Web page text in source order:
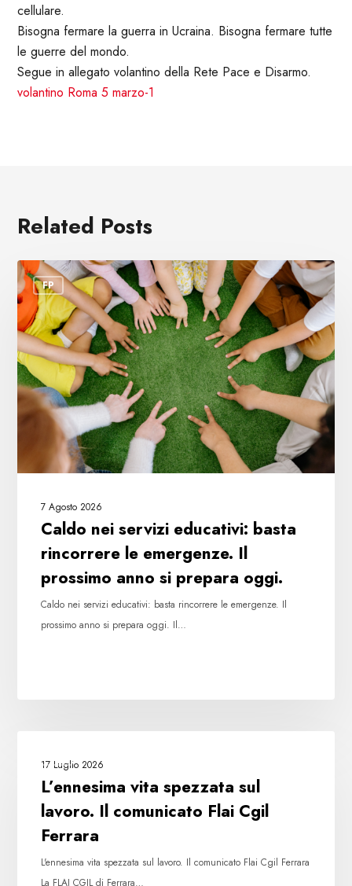
cellulare.
Bisogna fermare la guerra in Ucraina. Bisogna fermare tutte
le guerre del mondo.
Segue in allegato volantino della Rete Pace e Disarmo.
volantino Roma 5 marzo-1
Related Posts
FP
Caldo
nei
servizi
educativi:
basta
rincorrere
le
emergenze.
prossimo
anno
prepara
oggi.
7 Agosto 2026
Caldo nei servizi educativi: basta
rincorrere le emergenze. Il
prossimo anno si prepara oggi.
Caldo nei servizi educativi: basta rincorrere le emergenze. Il
prossimo anno si prepara oggi. Il…
spezzata
lavoro.
comunicato
17 Luglio 2026
L’ennesima vita spezzata sul
lavoro. Il comunicato Flai Cgil
Ferrara
L'ennesima vita spezzata sul lavoro. Il comunicato Flai Cgil Ferrara
La FLAI CGIL di Ferrara…